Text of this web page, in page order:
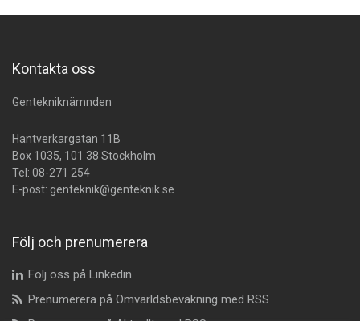
Kontakta oss
Gentekniknämnden
Hantverkargatan 11B
Box 1035, 101 38 Stockholm
Tel: 08-271 254
E-post: genteknik@genteknik.se
Följ och prenumerera
Följ oss på Linkedin
Prenumerera på Omvärldsbevakning med RSS